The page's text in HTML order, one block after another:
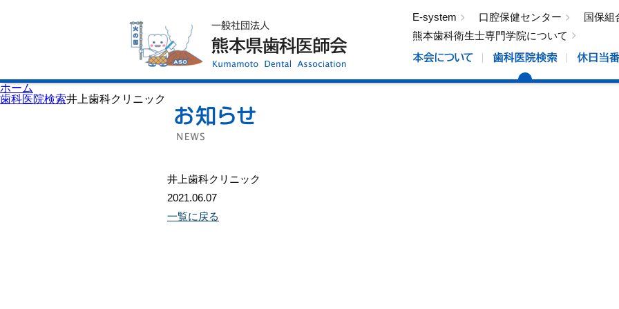
E-system 口腔保健センター
国保組
熊本歯科衛生士専門学院について
ホーム
歯科医院検索井上歯科クリニック
井上歯科クリニック
2021.06.07
一覧に戻る
歯科医院検索
休日当番医
イベント案内
歯の豆知識
口腔保健センター
国保組合からのお知らせ
熊本歯科衛生士専門学院
会員専用ページ
プライバシーポリシー
サイトマップ